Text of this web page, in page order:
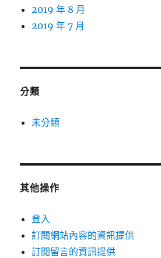
2019 年 8 月
2019 年 7 月
分類
未分類
其他操作
登入
訂閱網站內容的資訊提供
訂閱留言的資訊提供